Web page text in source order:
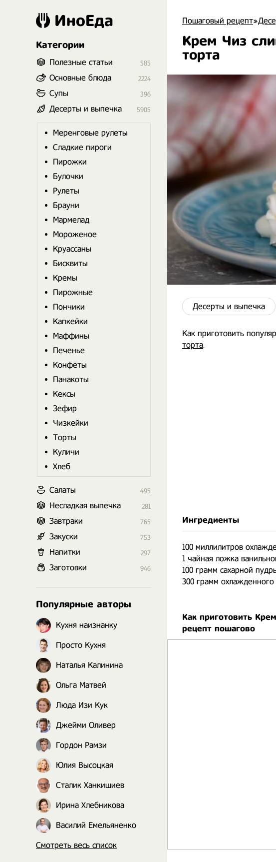
Пошаговый рецепт»
Крем Чиз
торта
Десерты и выпечка
Как приготовить
торта.
Ингредиенты
100 миллилитров
1 чайная ложка
100 грамм сахарной
300 грамм
Как приготовить
рецепт пошагово
ИноЕда
Категории
Полезные статьи 585
Основные блюда 2224
Супы 396
Десерты и выпечка 5905
Меренговые рулеты
Сладкие пироги
Пирожки
Булочки
Рулеты
Брауни
Мармелад
Мороженое
Круассаны
Бисквиты
Кремы
Пирожные
Пончики
Капкейки
Маффины
Печенье
Конфеты
Панакоты
Кексы
Зефир
Чизкейки
Торты
Куличи
Хлеб
Салаты 495
Несладкая выпечка 281
Завтраки 765
Закуски 753
Напитки 297
Заготовки 946
Популярные авторы
Кухня наизнанку
Просто Кухня
Наталья Калинина
Ольга Матвей
Люда Изи Кук
Джейми Оливер
Гордон Рамзи
Юлия Высоцкая
Сталик Ханкишиев
Ирина Хлебникова
Василий Емельяненко
Смотреть весь список